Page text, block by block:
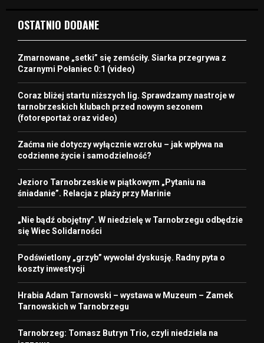
OSTATNIO DODANE
Zmarnowane „setki” się zemściły. Siarka przegrywa z
Czarnymi Połaniec 0:1 (video)
Coraz bliżej startu niższych lig. Sprawdzamy nastroje w
tarnobrzeskich klubach przed nowym sezonem
(fotoreportaż oraz video)
Zaćma nie dotyczy wyłącznie wzroku – jak wpływa na
codzienne życie i samodzielność?
Jezioro Tarnobrzeskie w piątkowym „Pytaniu na
śniadanie”. Relacja z plaży przy Marinie
„Nie bądź obojętny”. W niedzielę w Tarnobrzegu odbędzie
się Wiec Solidarności
Podświetlony „grzyb” wywołał dyskusję. Radny pyta o
koszty inwestycji
Hrabia Adam Tarnowski – wystawa w Muzeum – Zamek
Tarnowskich w Tarnobrzegu
Tarnobrzeg: Tomasz Butryn Trio, czyli niedziela na